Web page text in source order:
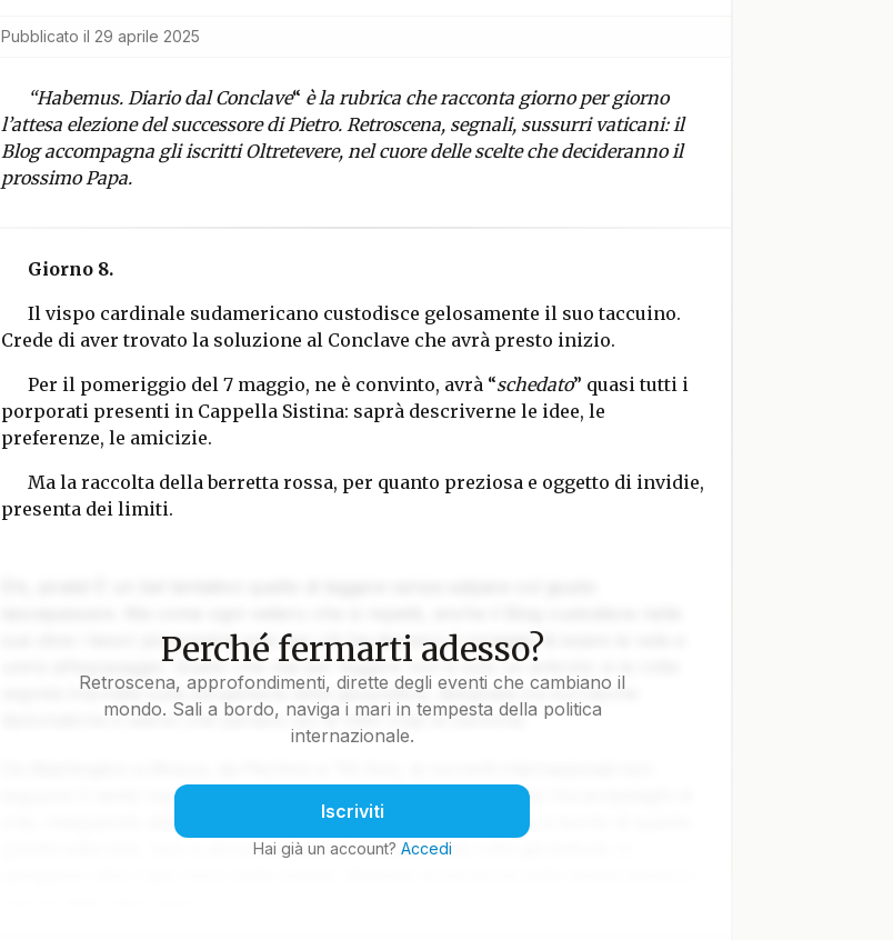
Pubblicato il 29 aprile 2025
“Habemus. Diario dal Conclave“ è la rubrica che racconta giorno per giorno
l’attesa elezione del successore di Pietro. Retroscena, segnali, sussurri vaticani: il
Blog accompagna gli iscritti Oltretevere, nel cuore delle scelte che decideranno il
prossimo Papa.
Giorno 8.
Il vispo cardinale sudamericano custodisce gelosamente il suo taccuino.
Crede di aver trovato la soluzione al Conclave che avrà presto inizio.
Per il pomeriggio del 7 maggio, ne è convinto, avrà “schedato” quasi tutti i
porporati presenti in Cappella Sistina: saprà descriverne le idee, le
preferenze, le amicizie.
Ma la raccolta della berretta rossa, per quanto preziosa e oggetto di invidie,
presenta dei limiti.
sue stive i tesori più preziosi solo per chi ha davvero il coraggio di issare le vele e
unirsi all’equipaggio. Quello che stai per leggere non è solo un articolo: è la rotta
segreta tracciata sulla pergamena della geopolitica, disegnata tra burrasche
diplomatiche e silenzi che parlano più di mille colpi di cannone.
seguono il vento ma il calcolo. Gli ammiragli della Terra navigano tra arcipelaghi di
crisi, inseguendo alleanze come fari intermittenti nella notte. Ma a bordo di questa
goletta editoriale, non ci accontentiamo di tracciare una rotta già battuta: ci
Perché fermarti adesso?
Retroscena, approfondimenti, dirette degli eventi che cambiano il
mondo. Sali a bordo, naviga i mari in tempesta della politica
internazionale.
Iscriviti
Hai già un account? Accedi